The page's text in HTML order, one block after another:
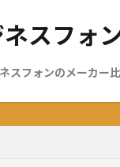
ネスフォ
スフォンのメーカー
（ナカヨ）
サ（SAXA）
ソニック
（ヒタチ）